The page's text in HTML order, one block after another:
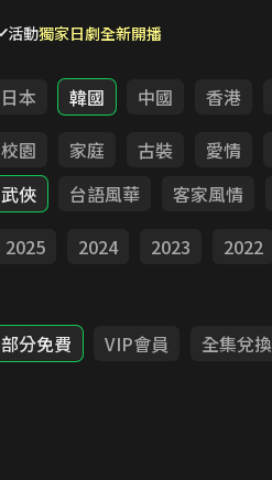
活動獨家日劇全新開播
日本 韓國 中國 香港
校園 家庭 古裝 愛情
武俠 台語風華 客家風情
2025 2024 2023 2022
部分免費 VIP會員 全集兌換